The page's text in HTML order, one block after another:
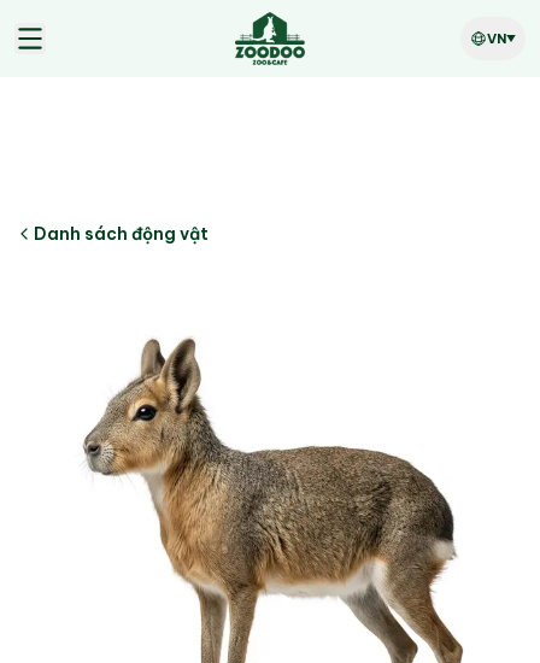
VN
Danh sách động vật